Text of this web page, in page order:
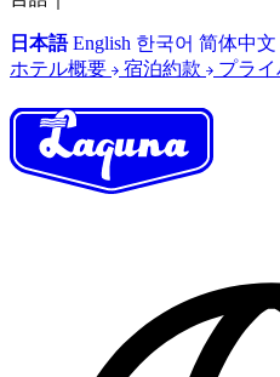
日本語 English 한국어 简体中文
ホテル概要
宿泊約款 プラ